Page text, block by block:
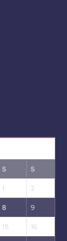
S S
1 2
8 9
15 16